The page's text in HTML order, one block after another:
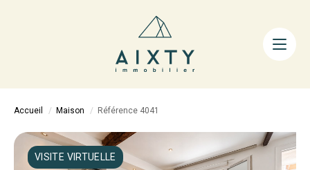
ACHETER
LA MÉTHODE
AIXTY & VOUS
Accueil Maison Référence 4041
VISITE VIRTUELLE